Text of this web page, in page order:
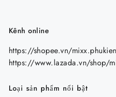
Kênh online
https://shopee.vn/
https://www.lazada.vn/shop/
Loại sản phẩm nổi bật